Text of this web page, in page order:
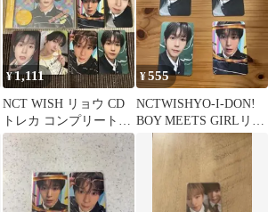
¥1,111
NCT WISH リョウ CD
トレカ コンプリートセ
ット
¥555
NCTWISHYO-I-DON!
BOY MEETS GIRLリョ
ウトレカセット